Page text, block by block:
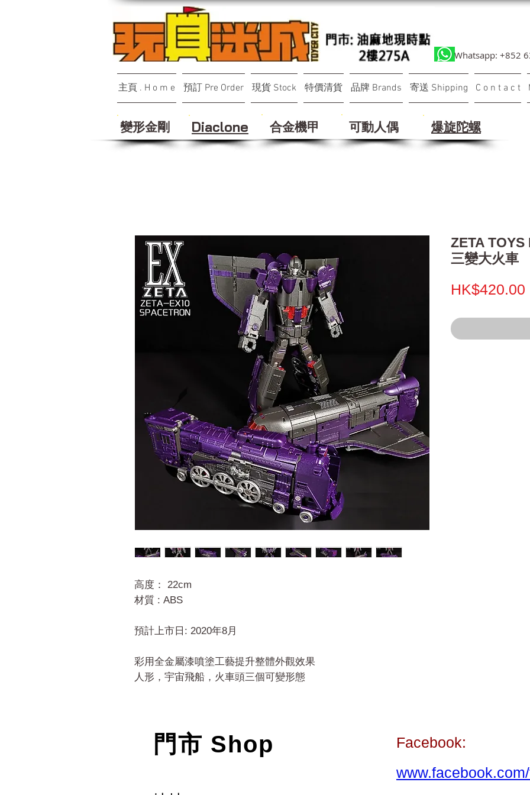
Whatsapp: +852
主頁 . H o m e 預訂 Pre Order 現貨 Stock 特價清貨 品牌 Brands 寄送 Shipping C o n t a c t
變形金剛 Diaclone 合金機甲 可動人偶 ​爆旋陀螺
高度： 22cm
材質 : ABS
預計上市日: 2020年8月
彩用全金屬漆噴塗工藝提升整體外觀效果
人形，宇宙飛船，火車頭三個可變形態
ZETA TOYS
三變大火車
HK$420.00
門市 Shop
Facebook: